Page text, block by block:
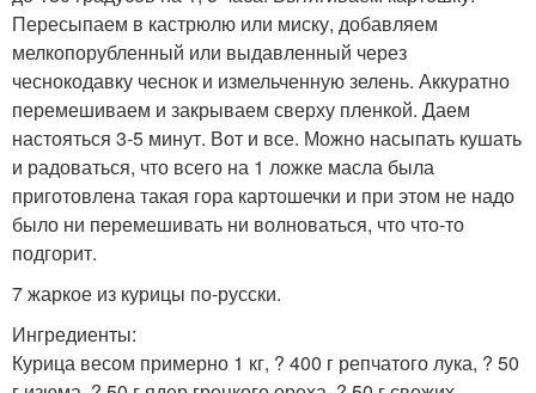
Пересыпаем в кастрюлю или миску, добавляем
мелкопорубленный или выдавленный через
чеснокодавку чеснок и измельченную зелень. Аккуратно
перемешиваем и закрываем сверху пленкой. Даем
настояться 3-5 минут. Вот и все. Можно насыпать кушать
и радоваться, что всего на 1 ложке масла была
приготовлена такая гора картошечки и при этом не надо
было ни перемешивать ни волноваться, что что-то
подгорит.
7 жаркое из курицы по-русски.
Ингредиенты:
Курица весом примерно 1 кг, ? 400 г репчатого лука, ? 50